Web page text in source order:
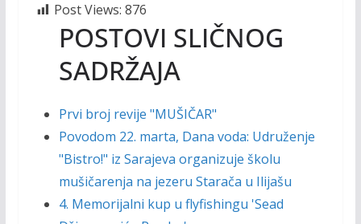
Post Views: 876
POSTOVI SLIČNOG
SADRŽAJA
Prvi broj revije "MUŠIČAR"
Povodom 22. marta, Dana voda: Udruženje
"Bistro!" iz Sarajeva organizuje školu
mušičarenja na jezeru Starača u Ilijašu
4. Memorijalni kup u flyfishingu 'Sead